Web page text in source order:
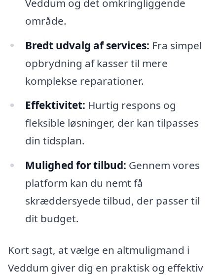
Veddum og det omkringliggende
område.
Bredt udvalg af services: Fra simpel
opbrydning af kasser til mere
komplekse reparationer.
Effektivitet: Hurtig respons og
fleksible løsninger, der kan tilpasses
din tidsplan.
Mulighed for tilbud: Gennem vores
platform kan du nemt få
skræddersyede tilbud, der passer til
dit budget.
Kort sagt, at vælge en altmuligmand i
Veddum giver dig en praktisk og effektiv